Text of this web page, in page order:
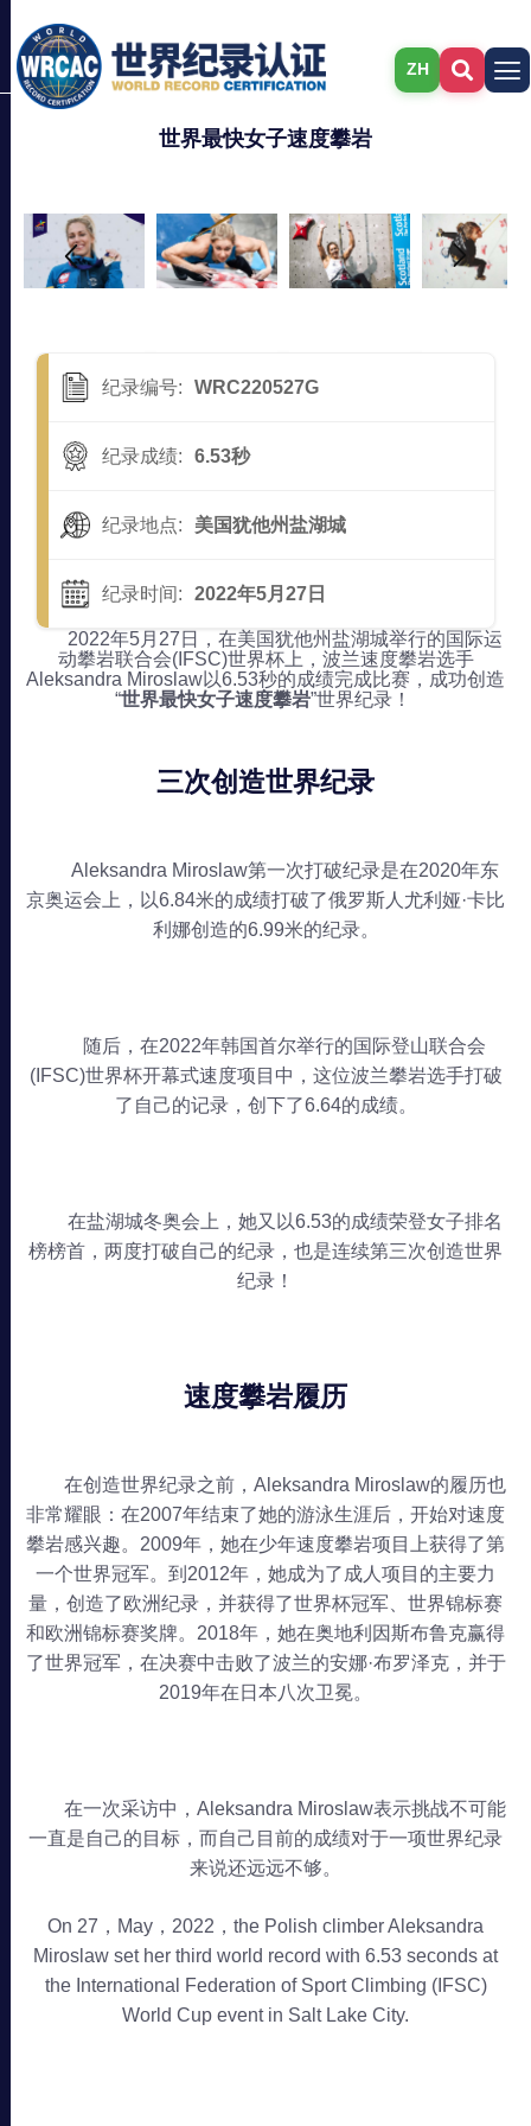
ZH
世界最快女子速度攀岩
纪录编号: WRC220527G
纪录成绩: 6.53秒
纪录地点: 美国犹他州盐湖城
纪录时间: 2022年5月27日
2022年5月27日，在美国犹他州盐湖城举行的国际运
动攀岩联合会(IFSC)世界杯上，波兰速度攀岩选手
Aleksandra Miroslaw以6.53秒的成绩完成比赛，成功创造
“世界最快女子速度攀岩”世界纪录！
三次创造世界纪录
Aleksandra Miroslaw第一次打破纪录是在2020年东
京奥运会上，以6.84米的成绩打破了俄罗斯人尤利娅·卡比
利娜创造的6.99米的纪录。
随后，在2022年韩国首尔举行的国际登山联合会
(IFSC)世界杯开幕式速度项目中，这位波兰攀岩选手打破
了自己的记录，创下了6.64的成绩。
在盐湖城冬奥会上，她又以6.53的成绩荣登女子排名
榜榜首，两度打破自己的纪录，也是连续第三次创造世界
纪录！
速度攀岩履历
在创造世界纪录之前，Aleksandra Miroslaw的履历也
非常耀眼：在2007年结束了她的游泳生涯后，开始对速度
攀岩感兴趣。2009年，她在少年速度攀岩项目上获得了第
一个世界冠军。到2012年，她成为了成人项目的主要力
量，创造了欧洲纪录，并获得了世界杯冠军、世界锦标赛
和欧洲锦标赛奖牌。2018年，她在奥地利因斯布鲁克赢得
了世界冠军，在决赛中击败了波兰的安娜·布罗泽克，并于
2019年在日本八次卫冕。
在一次采访中，Aleksandra Miroslaw表示挑战不可能
一直是自己的目标，而自己目前的成绩对于一项世界纪录
来说还远远不够。
On 27，May，2022，the Polish climber Aleksandra
Miroslaw set her third world record with 6.53 seconds at
the International Federation of Sport Climbing (IFSC)
World Cup event in Salt Lake City.